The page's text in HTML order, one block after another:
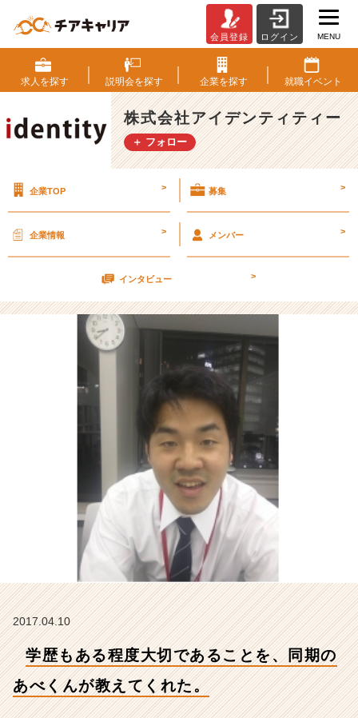
歴
も
あ
る
程
度
あ
と
を、
期
の
べ
く
て
く
式
会
社
ン
テ
ィ
テ
会員登録 ログイン MENU
求人を探す 説明会を探す 企業を探す 就職イベント
株式会社アイデンティティー
＋ フォロー
企業TOP > 募集 >
企業情報 > メンバー >
インタビュー >
2017.04.10
学歴もある程度大切であることを、同期の
あべくんが教えてくれた。